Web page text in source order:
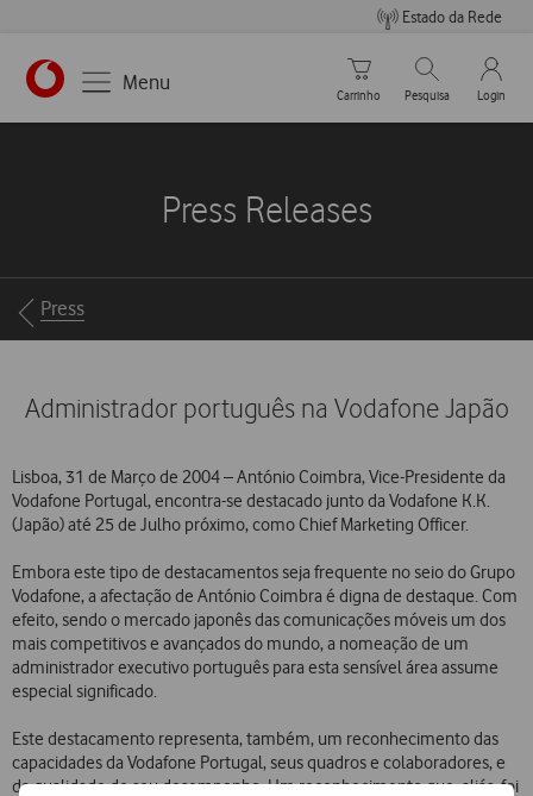
Estado da Rede
https://www.vodafone.pt
Menu
Carrinho de compras
Carrinho
Pesquisar
Pesquisa
My
Login
Press Releases
Breadcrumbs
Press
Administrador português na Vodafone Japão
Lisboa, 31 de Março de 2004 – António Coimbra, Vice-Presidente da
Vodafone Portugal, encontra-se destacado junto da Vodafone K.K.
(Japão) até 25 de Julho próximo, como Chief Marketing Officer.
Embora este tipo de destacamentos seja frequente no seio do Grupo
Vodafone, a afectação de António Coimbra é digna de destaque. Com
efeito, sendo o mercado japonês das comunicações móveis um dos
mais competitivos e avançados do mundo, a nomeação de um
administrador executivo português para esta sensível área assume
especial significado.
Este destacamento representa, também, um reconhecimento das
capacidades da Vodafone Portugal, seus quadros e colaboradores, e
da qualidade do seu desempenho. Um reconhecimento que, aliás, foi